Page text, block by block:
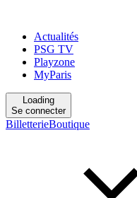
Actualités
PSG TV
Playzone
MyParis
Loading
Se connecter
BilletterieBoutique